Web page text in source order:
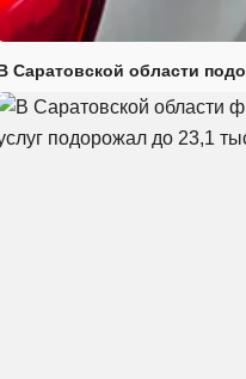
Саратовской области